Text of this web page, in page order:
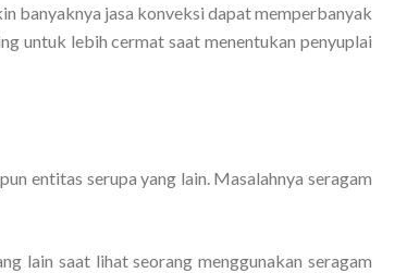
banyaknya jasa konveksi dapat memperbanyak
untuk lebih cermat saat menentukan penyuplai
entitas serupa yang lain. Masalahnya seragam
lain saat lihat seorang menggunakan seragam